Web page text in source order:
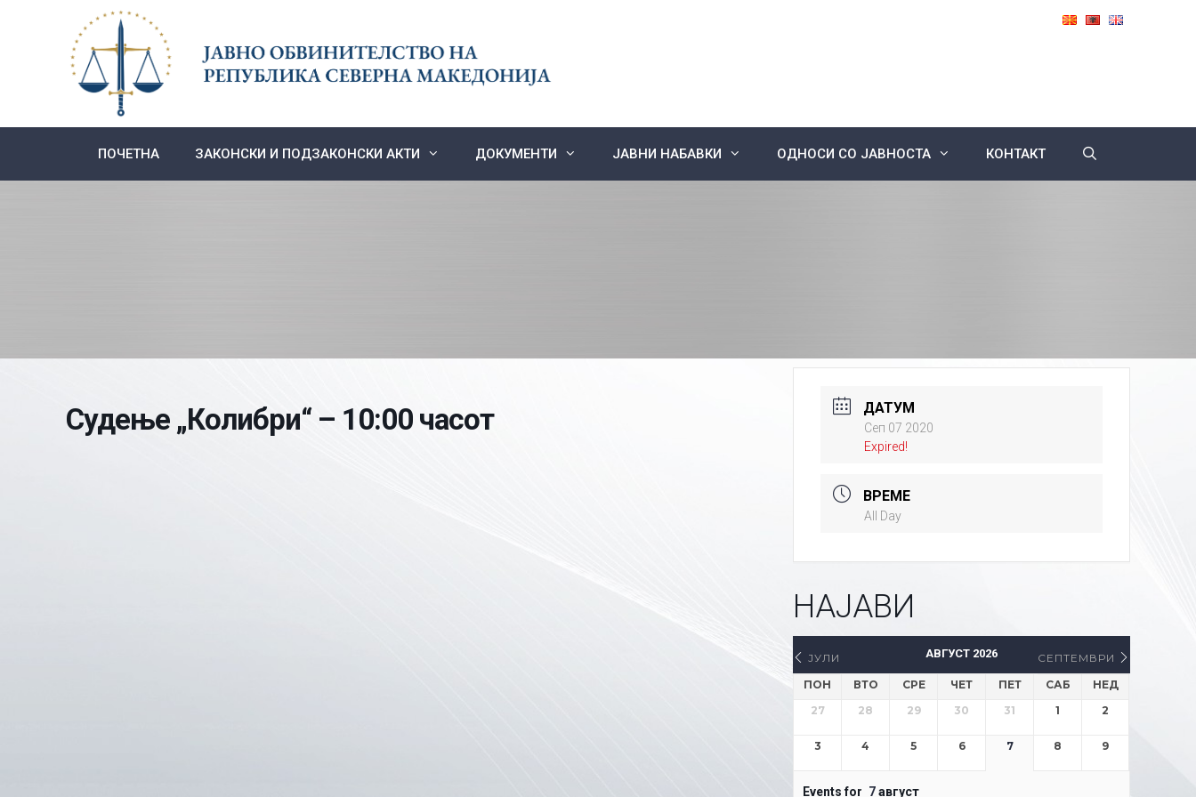
ПОЧЕТНА ЗАКОНСКИ И ПОДЗАКОНСКИ АКТИ ДОКУМЕНТИ ЈАВНИ НАБАВКИ ОДНОСИ СО ЈАВНОСТА КОНТАКТ
Судење „Колибри“ – 10:00 часот ДАТУМ
Сеп 07 2020
Expired!
ВРЕМЕ
All Day
НАЈАВИ
ЈУЛИ АВГУСТ 2026
СЕПТЕМВРИ
ПОН
ВТО СРЕ ЧЕТ ПЕТ САБ
НЕД
27
28 29 30 31 1 2
3 4 5 6 7 8 9
Events for 7август